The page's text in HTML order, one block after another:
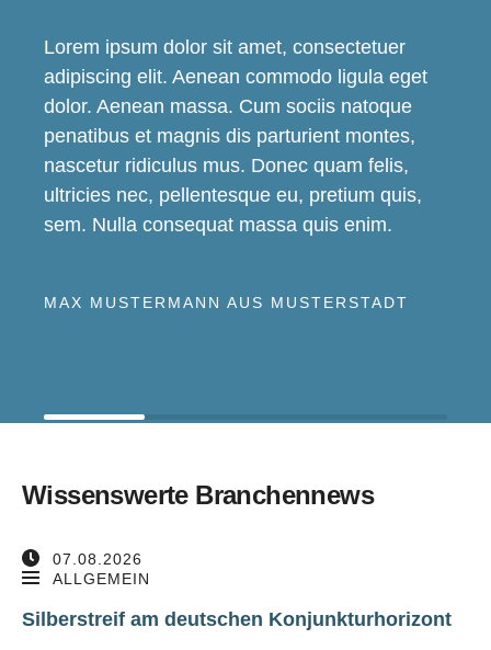
Lorem ipsum dolor sit amet, consectetuer
adipiscing elit. Aenean commodo ligula eget
dolor. Aenean massa. Cum sociis natoque
penatibus et magnis dis parturient montes,
nascetur ridiculus mus. Donec quam felis,
ultricies nec, pellentesque eu, pretium quis,
sem. Nulla consequat massa quis enim.
MAX MUSTERMANN AUS MUSTERSTADT
Wissenswerte Branchennews
07.08.2026
ALLGEMEIN
Silberstreif am deutschen Konjunkturhorizont